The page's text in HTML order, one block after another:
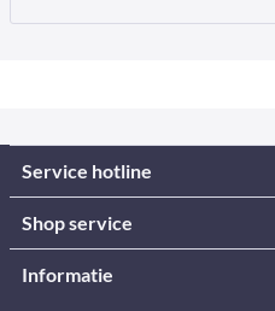
Service hotline
Shop service
Informatie